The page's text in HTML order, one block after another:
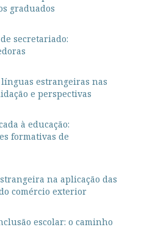
graduados
secretariado:
estrangeiras nas
e perspectivas
à educação:
formativas de
na aplicação das
comércio exterior
escolar: o caminho